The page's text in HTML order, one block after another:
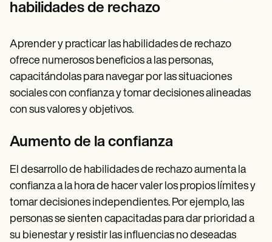
habilidades de rechazo
Aprender y practicar las habilidades de rechazo
ofrece numerosos beneficios a las personas,
capacitándolas para navegar por las situaciones
sociales con confianza y tomar decisiones alineadas
con sus valores y objetivos.
Aumento de la confianza
El desarrollo de habilidades de rechazo aumenta la
confianza a la hora de hacer valer los propios límites y
tomar decisiones independientes. Por ejemplo, las
personas se sienten capacitadas para dar prioridad a
su bienestar y resistir las influencias no deseadas